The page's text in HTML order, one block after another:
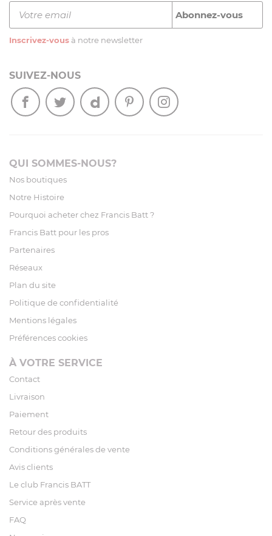
Inscrivez-vous à notre newsletter
SUIVEZ-NOUS
QUI SOMMES-NOUS?
Nos boutiques
Notre Histoire
Pourquoi acheter chez Francis Batt ?
Francis Batt pour les pros
Partenaires
Réseaux
Plan du site
Politique de confidentialité
Mentions légales
Préférences cookies
À VOTRE SERVICE
Contact
Livraison
Paiement
Retour des produits
Conditions générales de vente
Avis clients
Le club Francis BATT
Service après vente
FAQ